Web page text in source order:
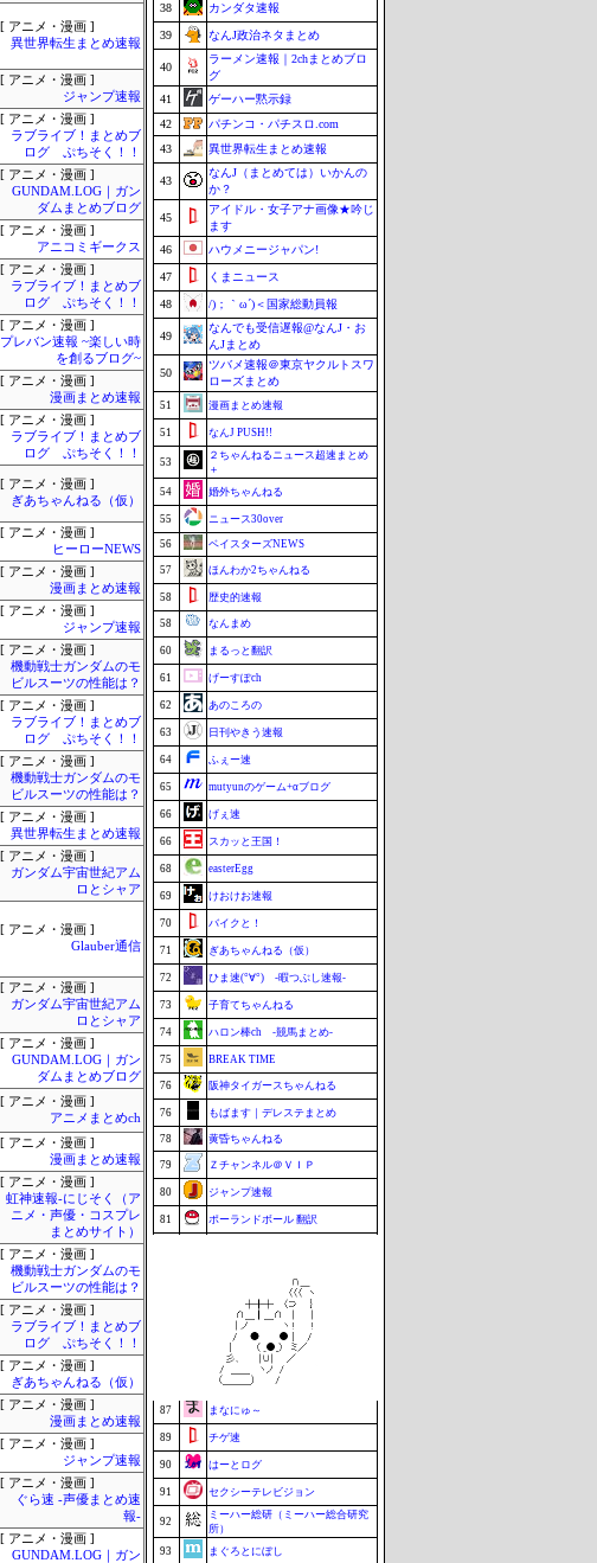
[ アニメ・漫画 ]
異世界転生まとめ速報
[ アニメ・漫画 ]
ジャンプ速報
[ アニメ・漫画 ]
ラブライブ！まとめブ
ログ ぷちそく！！
[ アニメ・漫画 ]
GUNDAM.LOG｜ガン
ダムまとめブログ
[ アニメ・漫画 ]
アニコミギークス
[ アニメ・漫画 ]
ラブライブ！まとめブ
ログ ぷちそく！！
[ アニメ・漫画 ]
プレバン速報 ~楽しい時
を創るブログ~
[ アニメ・漫画 ]
漫画まとめ速報
[ アニメ・漫画 ]
ラブライブ！まとめブ
ログ ぷちそく！！
[ アニメ・漫画 ]
ぎあちゃんねる（仮）
[ アニメ・漫画 ]
ヒーローNEWS
[ アニメ・漫画 ]
漫画まとめ速報
[ アニメ・漫画 ]
ジャンプ速報
[ アニメ・漫画 ]
機動戦士ガンダムのモ
ビルスーツの性能は？
[ アニメ・漫画 ]
ラブライブ！まとめブ
ログ ぷちそく！！
[ アニメ・漫画 ]
機動戦士ガンダムのモ
ビルスーツの性能は？
[ アニメ・漫画 ]
異世界転生まとめ速報
[ アニメ・漫画 ]
ガンダム宇宙世紀アム
ロとシャア
[ アニメ・漫画 ]
Glauber通信
[ アニメ・漫画 ]
ガンダム宇宙世紀アム
ロとシャア
[ アニメ・漫画 ]
GUNDAM.LOG｜ガン
ダムまとめブログ
[ アニメ・漫画 ]
アニメまとめch
[ アニメ・漫画 ]
漫画まとめ速報
[ アニメ・漫画 ]
虹神速報-にじそく（ア
ニメ・声優・コスプレ
まとめサイト）
[ アニメ・漫画 ]
機動戦士ガンダムのモ
ビルスーツの性能は？
[ アニメ・漫画 ]
ラブライブ！まとめブ
ログ ぷちそく！！
[ アニメ・漫画 ]
ぎあちゃんねる（仮）
[ アニメ・漫画 ]
漫画まとめ速報
[ アニメ・漫画 ]
ジャンプ速報
[ アニメ・漫画 ]
ぐら速 -声優まとめ速
報-
[ アニメ・漫画 ]
GUNDAM.LOG｜ガン
38
カンダタ速報
39 なんJ政治ネタまとめ
40
ラーメン速報｜2chまとめブロ
グ
41
ゲーハー黙示録
42
パチンコ・パチスロ.com
43
異世界転生まとめ速報
43
なんJ（まとめては）いかんの
か？
45
アイドル・女子アナ画像★吟じ
ます
46
ハウメニージャパン!
47 くまニュース
48 /)；｀ω´)＜国家総動員報
49
なんでも受信遅報@なんJ・お
んJまとめ
50
ツバメ速報＠東京ヤクルトスワ
ローズまとめ
51 漫画まとめ速報
51 なんJ PUSH!!
53
２ちゃんねるニュース超速まとめ
＋
54
婚外ちゃんねる
55 ニュース30over
56 ベイスターズNEWS
57 ほんわか2ちゃんねる
58 歴史的速報
58 なんまめ
60 まるっと翻訳
61 げーすぽch
62 あのころの
63 日刊やきう速報
64 ふぇー速
65 mutyunのゲーム+αブログ
66 げぇ速
66 スカッと王国！
68 easterEgg
69 けおけお速報
70 バイクと！
71 ぎあちゃんねる（仮）
72 ひま速(°∀°) -暇つぶし速報-
73 子育てちゃんねる
74 ハロン棒ch -競馬まとめ-
75 BREAK TIME
76 阪神タイガースちゃんねる
76 もばます｜デレステまとめ
78 黄昏ちゃんねる
79 Ｚチャンネル＠ＶＩＰ
80 ジャンプ速報
81 ポーランドボール 翻訳
BABYMETAL TIMES
もきゅ速(*´ω`*)人(´･ェ･｀)
VTuberNews
鷹速@ホークスまとめブログ
87 まなにゅ～
89 チゲ速
90 はーとログ
91 セクシーテレビジョン
92
ミーハー総研（ミーハー総合研究
所）
93
まぐろとにぼし